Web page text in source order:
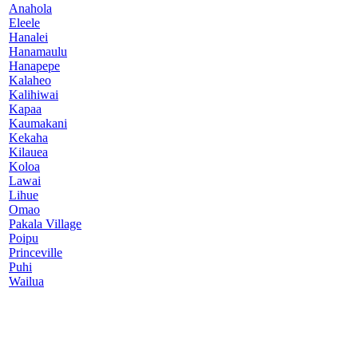
Anahola
Eleele
Hanalei
Hanamaulu
Hanapepe
Kalaheo
Kalihiwai
Kapaa
Kaumakani
Kekaha
Kilauea
Koloa
Lawai
Lihue
Omao
Pakala Village
Poipu
Princeville
Puhi
Wailua